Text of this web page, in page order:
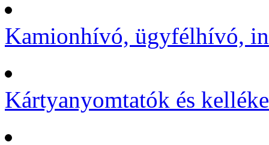
Kamionhívó, ügyfélhívó,
Kártyanyomtatók és